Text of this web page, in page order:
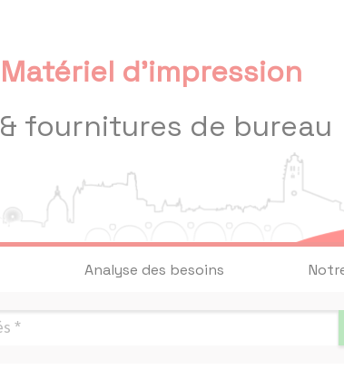
Matériel d'impression
& fournitures de bureau
Analyse des besoins